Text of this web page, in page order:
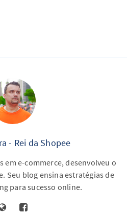
- Rei da Shopee
em e-commerce, desenvolveu o
Seu blog ensina estratégias de
para sucesso online.